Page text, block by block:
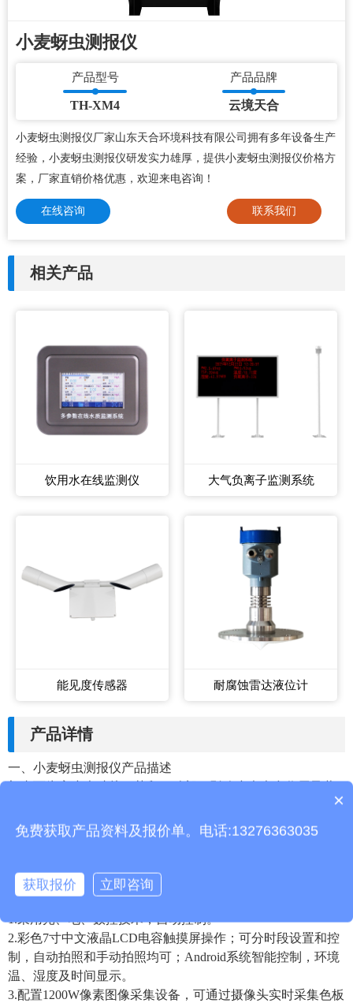
小麦蚜虫测报仪
产品型号
TH-XM4
产品品牌
云境天合
小麦蚜虫测报仪厂家山东天合环境科技有限公司拥有多年设备生产
经验，小麦蚜虫测报仪研发实力雄厚，提供小麦蚜虫测报仪价格方
案，厂家直销价格优惠，欢迎来电咨询！
在线咨询 联系我们
相关产品
饮用水在线监测仪 大气负离子监测系统
能见度传感器 耐腐蚀雷达液位计
产品详情
一、小麦蚜虫测报仪产品描述
养吸收、传导，使千粒重下降造成减产。蚜虫测报仪根据蚜
虫对特定颜色敏感的原理研制而成，设备集自动调节色板的
系。
二、小麦蚜虫测报仪性能特点
1.采用光、电、数控技术，自动控制。
2.彩色7寸中文液晶LCD电容触摸屏操作；可分时段设置和控
制，自动拍照和手动拍照均可；Android系统智能控制，环境
温、湿度及时间显示。
3.配置1200W像素图像采集设备，可通过摄像头实时采集色板
产品包含安装吗？
×
免费获取产品资料及报价单。电话:13276363035
获取报价 立即咨询